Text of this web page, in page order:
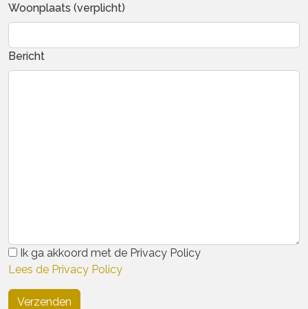
Woonplaats (verplicht)
Bericht
Ik ga akkoord met de Privacy Policy
Lees de Privacy Policy